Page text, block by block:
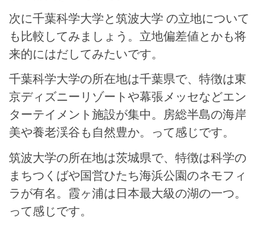
次に千葉科学大学と筑波大学 の立地について
も比較してみましょう。立地偏差値とかも将
来的にはだしてみたいです。
千葉科学大学の所在地は千葉県で、特徴は東
京ディズニーリゾートや幕張メッセなどエン
ターテイメント施設が集中。房総半島の海岸
美や養老渓谷も自然豊か。って感じです。
筑波大学の所在地は茨城県で、特徴は科学の
まちつくばや国営ひたち海浜公園のネモフィ
ラが有名。霞ヶ浦は日本最大級の湖の一つ。
って感じです。